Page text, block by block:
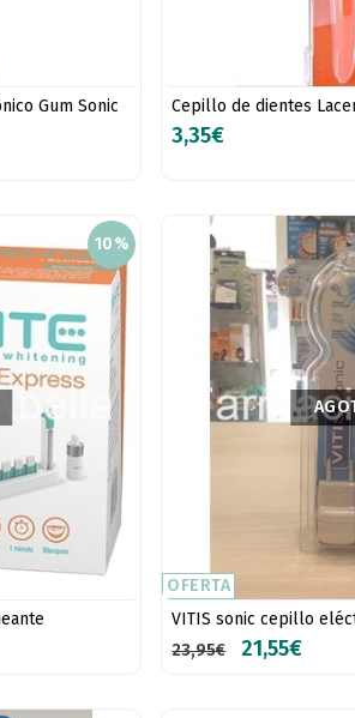
Gum Sonic
Cepillo de dientes
3,35€
10%
OFERTA
VITIS sonic cepillo
23,95€
21,55€